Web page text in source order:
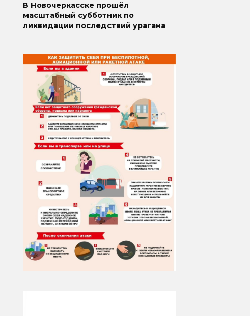
В Новочеркасске прошёл
масштабный субботник по
ликвидации последствий урагана